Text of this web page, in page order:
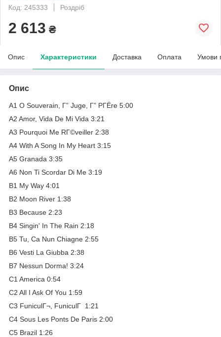
Код: 245333
Роздріб
2 613 ₴
Опис Характеристики Доставка Оплата Умови
Опис
A1 O Souverain, Г” Juge, Г” PГЁre 5:00
A2 Amor, Vida De Mi Vida 3:21
A3 Pourquoi Me RГ©veiller 2:38
A4 With A Song In My Heart 3:15
A5 Granada 3:35
A6 Non Ti Scordar Di Me 3:19
B1 My Way 4:01
B2 Moon River 1:38
B3 Because 2:23
B4 Singin' In The Rain 2:18
B5 Tu, Ca Nun Chiagne 2:55
B6 Vesti La Giubba 2:38
B7 Nessun Dorma! 3:24
C1 America 0:54
C2 All I Ask Of You 1:59
C3 FuniculГ¬, FuniculГ 1:21
C4 Sous Les Ponts De Paris 2:00
C5 Brazil 1:26